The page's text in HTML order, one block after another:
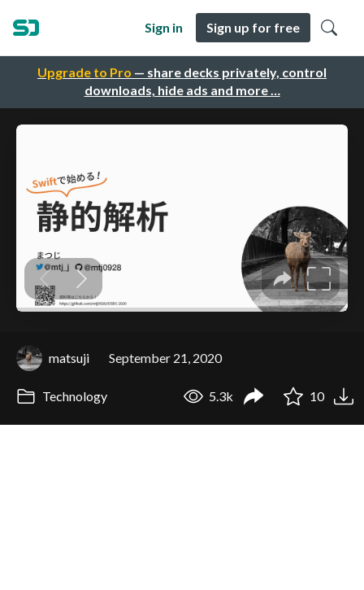
Upgrade to Pro — share decks privately, control
downloads, hide ads and more …
Sign in Sign up for free
matsuji September 21, 2020
Technology 5.3k 10